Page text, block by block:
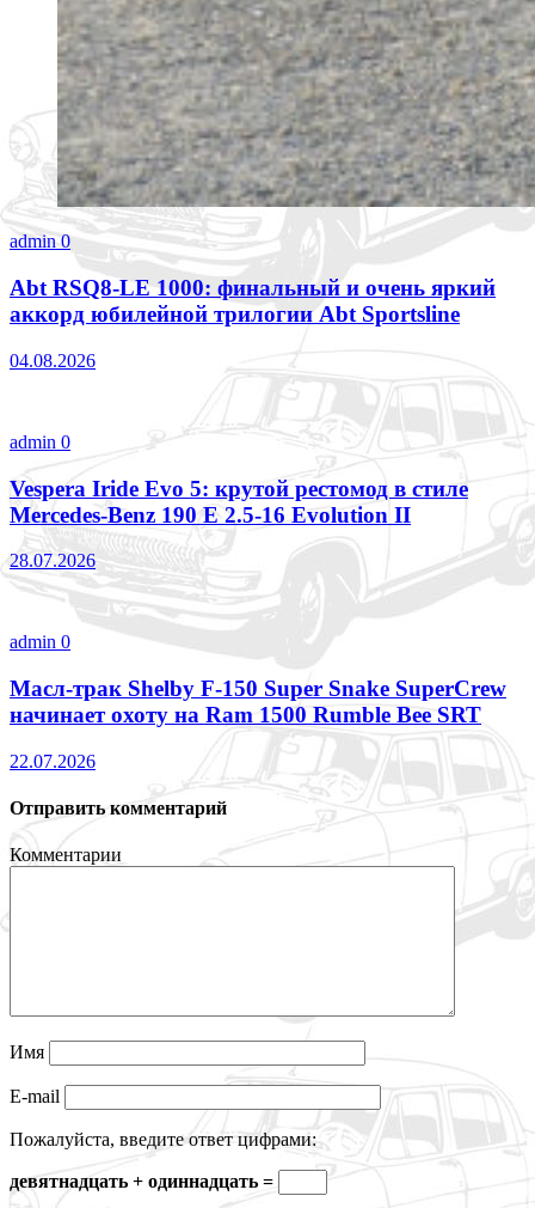
admin0
Abt RSQ8-LE 1000: финальный и очень яркий
аккорд юбилейной трилогии Abt Sportsline
04.08.2026
admin 0
Vespera Iride Evo 5: крутой рестомод в стиле
Mercedes-Benz 190 E 2.5-16 Evolution II
28.07.2026
admin 0
Масл-трак Shelby F-150 Super Snake SuperCrew
начинает охоту на Ram 1500 Rumble Bee SRT
22.07.2026
Отправить комментарий
Комментарии
Имя
E-mail
Пожалуйста, введите ответ цифрами:
девятнадцать + одиннадцать =